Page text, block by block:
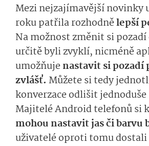
Mezi nejzajímavější novinky
roku patřila rozhodnělepší
Na možnost změnit si
určitě byli zvyklí, nicméně
umožňujenastavit si pozadí
zvlášť. Můžete si tedy
konverzace odlišit
Majitelé Android telefonů si
mohou nastavit jas či barvu
uživatelé oproti tomu